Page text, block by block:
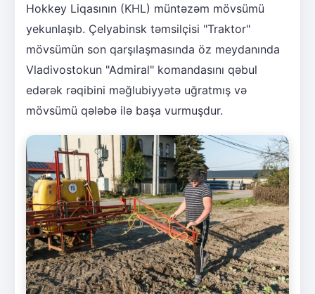
Hokkey Liqasının (KHL) müntəzəm mövsümü
yekunlaşıb. Çelyabinsk təmsilçisi "Traktor"
mövsümün son qarşılaşmasında öz meydanında
Vladivostokun "Admiral" komandasını qəbul
edərək rəqibini məğlubiyyətə uğratmış və
mövsümü qələbə ilə başa vurmuşdur.